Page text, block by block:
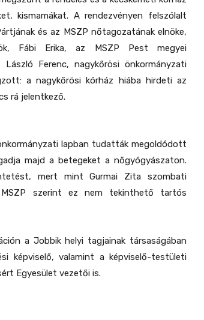
kismamákat. A rendezvényen felszólalt
és az MSZP nőtagozatának elnöke,
Fábi Erika, az MSZP Pest megyei
Ferenc, nagykőrösi önkormányzati
a nagykőrösi kórház hiába hirdeti az
rá jelentkező.
lapban tudatták megoldódott
majd a betegeket a nőgyógyászaton.
mert mint Gurmai Zita szombati
MSZP szerint ez nem tekinthető tartós
a Jobbik helyi tagjainak társaságában
képviselő, valamint a képviselő-testületi
Egyesület vezetői is.